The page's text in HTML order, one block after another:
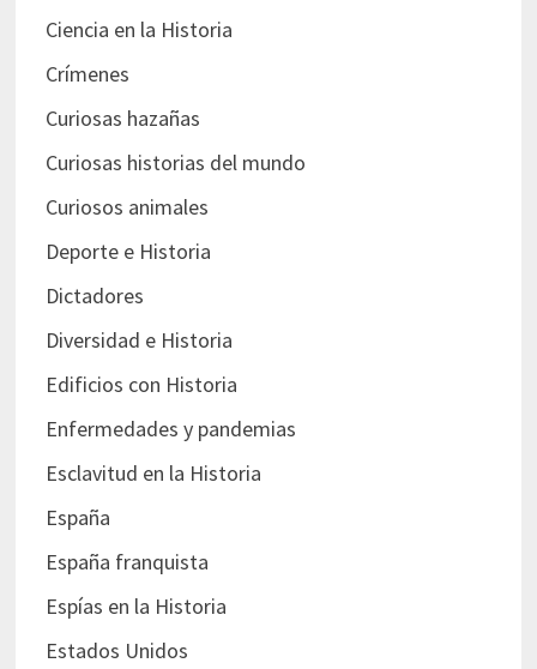
Ciencia en la Historia
Crímenes
Curiosas hazañas
Curiosas historias del mundo
Curiosos animales
Deporte e Historia
Dictadores
Diversidad e Historia
Edificios con Historia
Enfermedades y pandemias
Esclavitud en la Historia
España
España franquista
Espías en la Historia
Estados Unidos